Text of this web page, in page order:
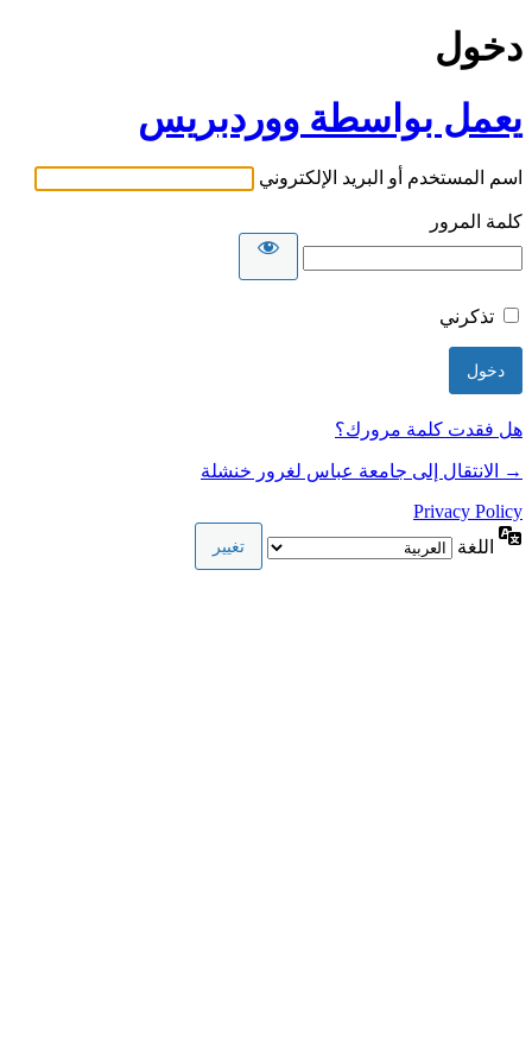
دخول
يعمل بواسطة ووردبريس
اسم المستخدم أو البريد الإلكتروني
كلمة المرور
تذكرني
هل فقدت كلمة مرورك؟
→ الانتقال إلى جامعة عباس لغرور خنشلة
Privacy Policy
اللغة